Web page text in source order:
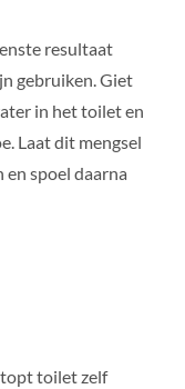
resultaat
gebruiken. Giet
in het toilet en
Laat dit mengsel
spoel daarna
toilet zelf